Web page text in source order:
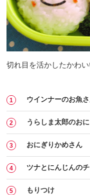
切れ目を活かしたかわ
ウインナーのお魚
うらしま太郎のおに
おにぎりかめさん
ツナとにんじんの
もりつけ